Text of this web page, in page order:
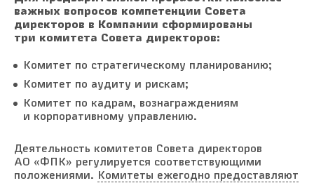
важных вопросов компетенции Совета
директоров в Компании сформированы
три комитета Совета директоров:
Комитет по стратегическому планированию;
Комитет по аудиту и рискам;
Комитет по кадрам, вознаграждениям
и корпоративному управлению.
Деятельность комитетов Совета директоров
АО «ФПК» регулируется соответствующими
положениями. Комитеты ежегодно предоставляют